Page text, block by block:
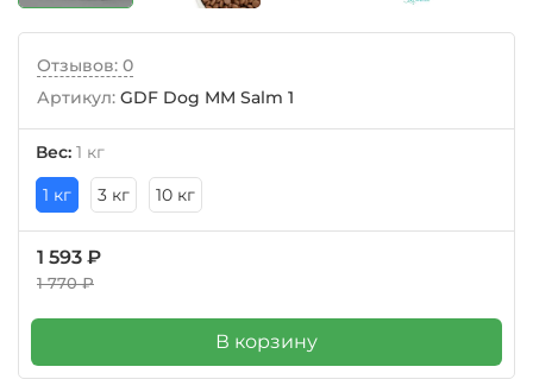
Отзывов: 0
Артикул: GDF Dog MM Salm 1
Вес: 1 кг
1 кг
3 кг 10 кг
1 593 ₽
1 770 ₽
В корзину